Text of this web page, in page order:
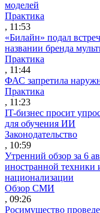
моделей
Практика
, 11:53
«Билайн» подал
названии бренда
Практика
, 11:44
ФАС запретила
Практика
, 11:23
IT-бизнес просит
для обучения ИИ
Законодательство
, 10:59
Утренний обзор за 6
иностранной техники
национализации
Обзор СМИ
, 09:26
Росимущество